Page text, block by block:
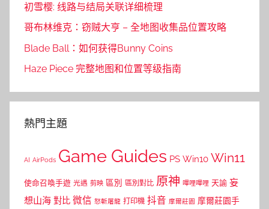
初雪樱: 线路与结局关联详细梳理
哥布林维克：窃贼大亨 – 全地图收集品位置攻略
Blade Ball：如何获得Bunny Coins
Haze Piece 完整地图和位置等级指南
熱門主題
AI AirPods Game Guides PS Win10 Win11
使命召喚手遊 光遇 剪映 區別 區別對比 原神 嗶哩嗶哩 天諭 妄
想山海 對比 微信 怒斬屠龍 打印機 抖音 摩爾莊園 摩爾莊園手